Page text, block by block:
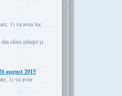
1) va avea loc
din sfera ştiinţei şi
august 2015
1) va avea